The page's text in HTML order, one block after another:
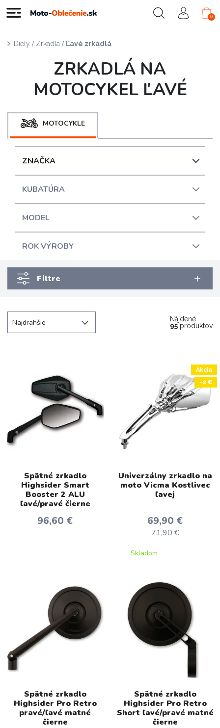
0
Diely / Zrkadlá / Ľavé zrkadlá
ZRKADLÁ NA
MOTOCYKEL ĽAVÉ
MOTOCYKLE
ZNAČKA
KUBATÚRA
MODEL
ROK VÝROBY
Filtre
Nájdené
95 produktov
Najdrahšie
Spätné zrkadlo
Highsider Smart
Booster 2 ALU
ľavé/pravé čierne
96,60 €
Akcia
-2 €
Univerzálny zrkadlo na
moto Vicma Kostlivec
ľavej
69,90 €
71,90 €
Skladom
Spätné zrkadlo
Highsider Pro Retro
pravé/ľavé matné
čierne
Spätné zrkadlo
Highsider Pro Retro
Short ľavé/pravé matné
čierne